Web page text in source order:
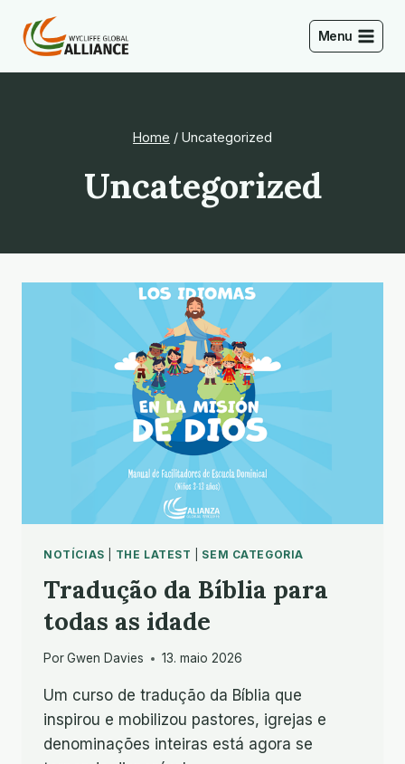
para
Menu
Home / Uncategorized
Uncategorized
NOTÍCIAS THE LATEST SEM CATEGORIA
Tradução da Bíblia para
todas as idade
PorGwen Davies 13. maio 2026
Um curso de tradução da Bíblia que
inspirou e mobilizou pastores, igrejas e
denominações inteiras está agora se